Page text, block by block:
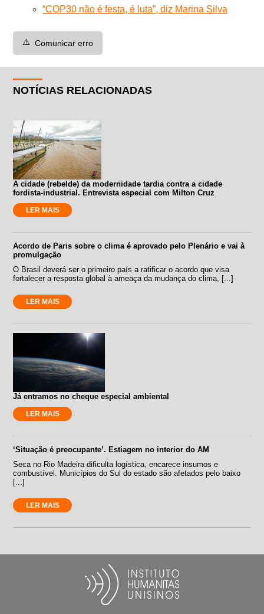
“COP30 não é festa, é luta”, diz Marina Silva
⚠️ Comunicar erro
NOTÍCIAS RELACIONADAS
A cidade (rebelde) da modernidade tardia contra a cidade
fordista-industrial. Entrevista especial com Milton Cruz
LER MAIS
Acordo de Paris sobre o clima é aprovado pelo Plenário e vai à
promulgação
O Brasil deverá ser o primeiro país a ratificar o acordo que visa
fortalecer a resposta global à ameaça da mudança do clima, [...]
LER MAIS
Já entramos no cheque especial ambiental
LER MAIS
‘Situação é preocupante’. Estiagem no interior do AM
Seca no Rio Madeira dificulta logística, encarece insumos e
combustível. Municípios do Sul do estado são afetados pelo baixo
[...]
LER MAIS